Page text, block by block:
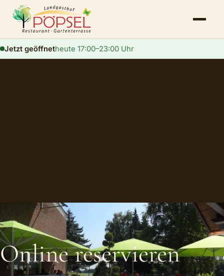
Jetzt geöffnetheute 17:00–23:00 Uhr
Online reservieren